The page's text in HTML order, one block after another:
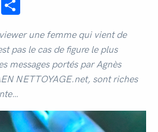
Email
une femme qui vient de
pas le cas de figure le plus
messages portés par Agnès
NETTOYAGE.net, sont riches